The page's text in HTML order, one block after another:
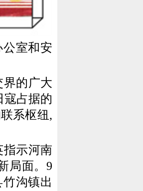
室和安
的广大
寇占据的
系枢纽,
示河南
局面。9
沟镇出